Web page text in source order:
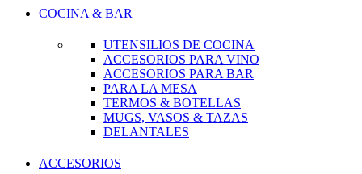
COCINA & BAR
UTENSILIOS DE COCINA
ACCESORIOS PARA VINO
ACCESORIOS PARA BAR
PARA LA MESA
TERMOS & BOTELLAS
MUGS, VASOS & TAZAS
DELANTALES
ACCESORIOS